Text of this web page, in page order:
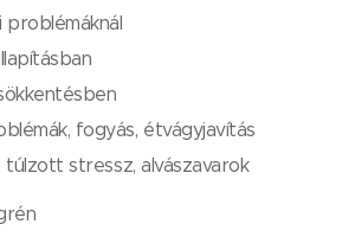
problémáknál
fogyás, étvágyjavítás
túlzott stressz, alvászavarok